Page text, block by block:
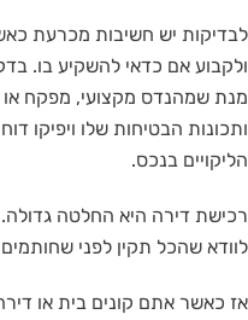
לבדיקות יש חשיבות מכרעת
ולקבוע אם כדאי להשקיע בו.
מנת שמהנדס מקצועי, מפקח או
ותכונות הבטיחות שלו ויפיקו
הליקויים בנכס.
רכישת דירה היא החלטה
לוודא שהכל תקין לפני
אז כאשר אתם קונים בית או